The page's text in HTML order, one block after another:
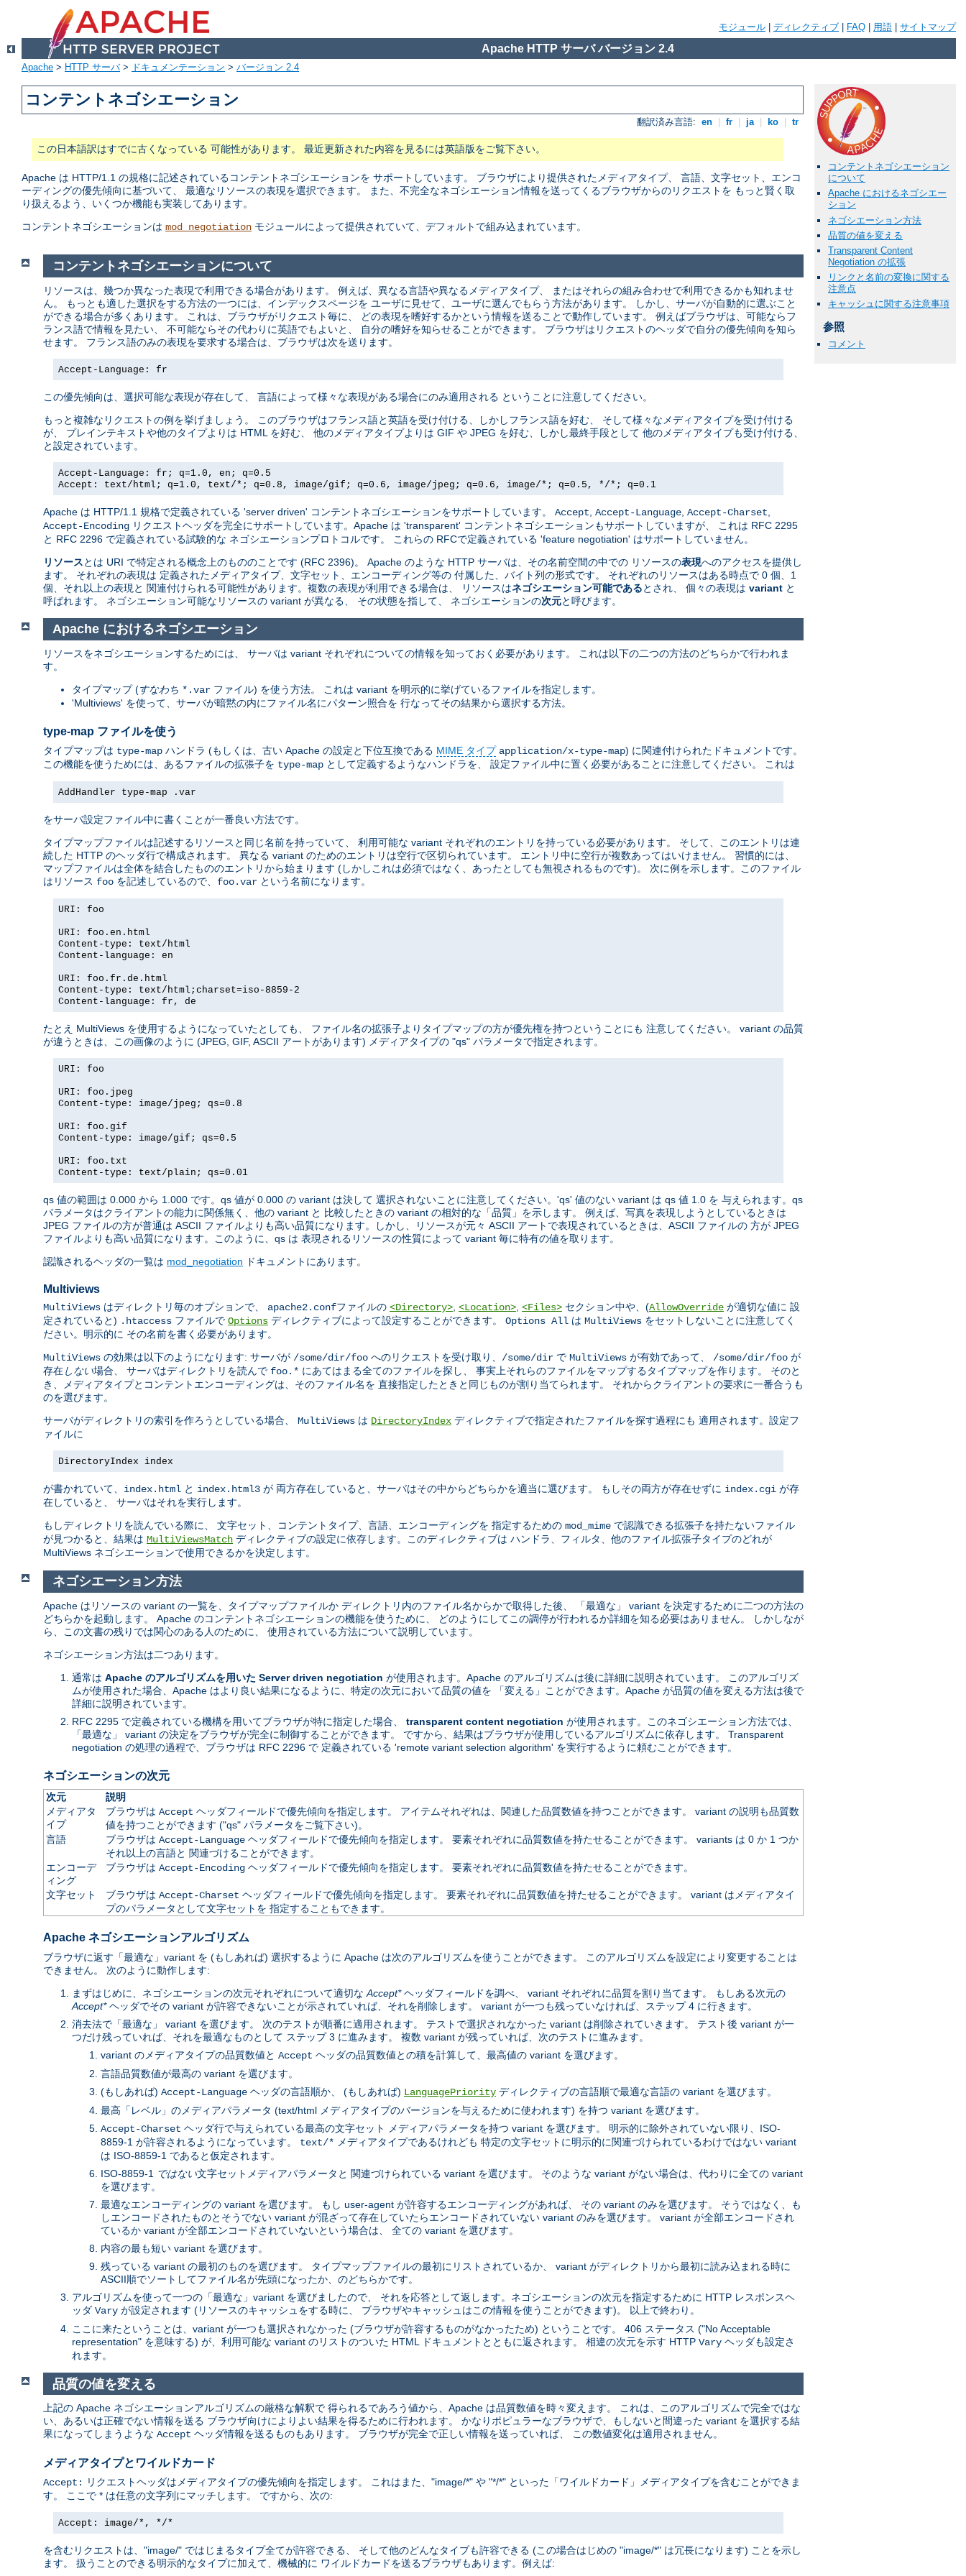
モジュール ディレクティブ FAQ 用語 サイトマップ
Apache HTTP サーバ バージョン 2.4
Apache > HTTP サーバ> ドキュメンテーション > バージョン 2.4
コンテントネゴシエーション
翻訳済み言語: en fr ja ko tr
この日本語訳はすでに古くなっている 可能性があります。 最近更新された内容を見るには英語版をご覧下さい。
Apache は HTTP/1.1 の規格に記述されているコンテントネゴシエーションを サポートしています。 ブラウザにより提供されたメディアタイプ、 言語、文字セット、エンコ
ーディングの優先傾向に基づいて、 最適なリソースの表現を選択できます。 また、不完全なネゴシエーション情報を送ってくるブラウザからのリクエストを もっと賢く取
り扱えるよう、いくつか機能も実装してあります。
コンテントネゴシエーションは mod_negotiation モジュールによって提供されていて、デフォルトで組み込まれています。
コンテントネゴシエーション
について
Apache におけるネゴシエー
ション
ネゴシエーション方法
品質の値を変える
Transparent Content
Negotiation の拡張
リンクと名前の変換に関する
注意点
キャッシュに関する注意事項
参照
コメント
コンテントネゴシエーションについて
リソースは、幾つか異なった表現で利用できる場合があります。 例えば、異なる言語や異なるメディアタイプ、 またはそれらの組み合わせで利用できるかも知れませ
ん。 もっとも適した選択をする方法の一つには、インデックスページを ユーザに見せて、ユーザに選んでもらう方法があります。 しかし、サーバが自動的に選ぶこと
ができる場合が多くあります。 これは、ブラウザがリクエスト毎に、 どの表現を嗜好するかという情報を送ることで動作しています。 例えばブラウザは、可能ならフ
ランス語で情報を見たい、 不可能ならその代わりに英語でもよいと、 自分の嗜好を知らせることができます。 ブラウザはリクエストのヘッダで自分の優先傾向を知ら
せます。 フランス語のみの表現を要求する場合は、ブラウザは次を送ります。
Accept-Language: fr
この優先傾向は、選択可能な表現が存在して、 言語によって様々な表現がある場合にのみ適用される ということに注意してください。
もっと複雑なリクエストの例を挙げましょう。 このブラウザはフランス語と英語を受け付ける、しかしフランス語を好む、 そして様々なメディアタイプを受け付ける
が、 プレインテキストや他のタイプよりは HTML を好む、 他のメディアタイプよりは GIF や JPEG を好む、しかし最終手段として 他のメディアタイプも受け付ける、
と設定されています。
Accept-Language: fr; q=1.0, en; q=0.5
Accept: text/html; q=1.0, text/*; q=0.8, image/gif; q=0.6, image/jpeg; q=0.6, image/*; q=0.5, */*; q=0.1
Apache は HTTP/1.1 規格で定義されている 'server driven' コンテントネゴシエーションをサポートしています。 Accept Accept-Language Accept-Charset
Accept-Encoding リクエストヘッダを完全にサポートしています。Apache は 'transparent' コンテントネゴシエーションもサポートしていますが、 これは RFC 2295
と RFC 2296 で定義されている試験的な ネゴシエーションプロトコルです。 これらの RFCで定義されている 'feature negotiation' はサポートしていません。
リソースとは URI で特定される概念上のもののことです (RFC 2396)。 Apache のような HTTP サーバは、その名前空間の中での リソースの表現へのアクセスを提供し
ます。 それぞれの表現は 定義されたメディアタイプ、文字セット、エンコーディング等の 付属した、バイト列の形式です。 それぞれのリソースはある時点で 0 個、1
個、それ以上の表現と 関連付けられる可能性があります。複数の表現が利用できる場合は、 リソースはネゴシエーション可能であるとされ、 個々の表現は variant と
呼ばれます。 ネゴシエーション可能なリソースの variant が異なる、 その状態を指して、 ネゴシエーションの次元と呼びます。
Apache におけるネゴシエーション
リソースをネゴシエーションするためには、 サーバは variant それぞれについての情報を知っておく必要があります。 これは以下の二つの方法のどちらかで行われま
す。
タイプマップ (すなわち *.var ファイル) を使う方法。 これは variant を明示的に挙げているファイルを指定します。
'Multiviews' を使って、サーバが暗黙の内にファイル名にパターン照合を 行なってその結果から選択する方法。
type-map ファイルを使う
タイプマップは type-map ハンドラ (もしくは、古い Apache の設定と下位互換である MIME タイプ application/x-type-map) に関連付けられたドキュメントです。
この機能を使うためには、あるファイルの拡張子を type-map として定義するようなハンドラを、 設定ファイル中に置く必要があることに注意してください。 これは
AddHandler type-map .var
をサーバ設定ファイル中に書くことが一番良い方法です。
タイプマップファイルは記述するリソースと同じ名前を持っていて、 利用可能な variant それぞれのエントリを持っている必要があります。 そして、このエントリは連
続した HTTP のヘッダ行で構成されます。 異なる variant のためのエントリは空行で区切られています。 エントリ中に空行が複数あってはいけません。 習慣的には、
マップファイルは全体を結合したもののエントリから始まります (しかしこれは必須ではなく、あったとしても無視されるものです)。 次に例を示します。このファイル
はリソース foo を記述しているので、 foo.var という名前になります。
URI: foo
URI: foo.en.html
Content-type: text/html
Content-language: en
URI: foo.fr.de.html
Content-type: text/html;charset=iso-8859-2
Content-language: fr, de
たとえ MultiViews を使用するようになっていたとしても、 ファイル名の拡張子よりタイプマップの方が優先権を持つということにも 注意してください。 variant の品質
が違うときは、この画像のように (JPEG, GIF, ASCII アートがあります) メディアタイプの "qs" パラメータで指定されます。
URI: foo
URI: foo.jpeg
Content-type: image/jpeg; qs=0.8
URI: foo.gif
Content-type: image/gif; qs=0.5
URI: foo.txt
Content-type: text/plain; qs=0.01
qs 値の範囲は 0.000 から 1.000 です。qs 値が 0.000 の variant は決して 選択されないことに注意してください。'qs' 値のない variant は qs 値 1.0 を 与えられます。qs
パラメータはクライアントの能力に関係無く、他の variant と 比較したときの variant の相対的な「品質」を示します。 例えば、写真を表現しようとしているときは
JPEG ファイルの方が普通は ASCII ファイルよりも高い品質になります。しかし、リソースが元々 ASCII アートで表現されているときは、ASCII ファイルの 方が JPEG
ファイルよりも高い品質になります。このように、qs は 表現されるリソースの性質によって variant 毎に特有の値を取ります。
認識されるヘッダの一覧は mod_negotiation ドキュメントにあります。
Multiviews
MultiViews はディレクトリ毎のオプションで、 apache2.confファイルの <Directory>, <Location>, <Files> セクション中や、(AllowOverride が適切な値に 設
定されていると) .htaccess ファイルで Options ディレクティブによって設定することができます。 Options All は MultiViews をセットしないことに注意してく
ださい。明示的に その名前を書く必要があります。
MultiViews の効果は以下のようになります: サーバが /some/dir/foo へのリクエストを受け取り、 /some/dir で MultiViews が有効であって、 /some/dir/foo が
存在しない場合、 サーバはディレクトリを読んで foo.* にあてはまる全てのファイルを探し、 事実上それらのファイルをマップするタイプマップを作ります。 そのと
き、メディアタイプとコンテントエンコーディングは、そのファイル名を 直接指定したときと同じものが割り当てられます。 それからクライアントの要求に一番合うも
のを選びます。
サーバがディレクトリの索引を作ろうとしている場合、 MultiViews は DirectoryIndex ディレクティブで指定されたファイルを探す過程にも 適用されます。設定フ
ァイルに
DirectoryIndex index
が書かれていて、 index.html と index.html3 が 両方存在していると、サーバはその中からどちらかを適当に選びます。 もしその両方が存在せずに index.cgi が存
在していると、 サーバはそれを実行します。
もしディレクトリを読んでいる際に、 文字セット、コンテントタイプ、言語、エンコーディングを 指定するための mod_mime で認識できる拡張子を持たないファイル
が見つかると、結果は MultiViewsMatch ディレクティブの設定に依存します。このディレクティブは ハンドラ、フィルタ、他のファイル拡張子タイプのどれが
MultiViews ネゴシエーションで使用できるかを決定します。
ネゴシエーション方法
Apache はリソースの variant の一覧を、タイプマップファイルか ディレクトリ内のファイル名からかで取得した後、 「最適な」 variant を決定するために二つの方法の
どちらかを起動します。 Apache のコンテントネゴシエーションの機能を使うために、 どのようにしてこの調停が行われるか詳細を知る必要はありません。 しかしなが
ら、この文書の残りでは関心のある人のために、 使用されている方法について説明しています。
ネゴシエーション方法は二つあります。
通常は Apache のアルゴリズムを用いた Server driven negotiation が使用されます。Apache のアルゴリズムは後に詳細に説明されています。 このアルゴリズ
ムが使用された場合、Apache はより良い結果になるように、特定の次元において品質の値を 「変える」ことができます。Apache が品質の値を変える方法は後で
詳細に説明されています。
RFC 2295 で定義されている機構を用いてブラウザが特に指定した場合、 transparent content negotiation が使用されます。このネゴシエーション方法では、
「最適な」 variant の決定をブラウザが完全に制御することができます。 ですから、結果はブラウザが使用しているアルゴリズムに依存します。 Transparent
negotiation の処理の過程で、ブラウザは RFC 2296 で 定義されている 'remote variant selection algorithm' を実行するように頼むことができます。
ネゴシエーションの次元
次元
説明
メディアタ
イプ
ブラウザは Accept ヘッダフィールドで優先傾向を指定します。 アイテムそれぞれは、関連した品質数値を持つことができます。 variant の説明も品質数
値を持つことができます ("qs" パラメータをご覧下さい)。
言語
ブラウザは Accept-Languageヘッダフィールドで優先傾向を指定します。 要素それぞれに品質数値を持たせることができます。 variants は 0 か 1 つか
それ以上の言語と 関連づけることができます。
エンコーデ
ィング
ブラウザは Accept-Encodingヘッダフィールドで優先傾向を指定します。 要素それぞれに品質数値を持たせることができます。
文字セット ブラウザは Accept-Charset ヘッダフィールドで優先傾向を指定します。 要素それぞれに品質数値を持たせることができます。 variant はメディアタイ
プのパラメータとして文字セットを 指定することもできます。
Apache ネゴシエーションアルゴリズム
ブラウザに返す「最適な」variant を (もしあれば) 選択するように Apache は次のアルゴリズムを使うことができます。 このアルゴリズムを設定により変更することは
できません。 次のように動作します:
まずはじめに、ネゴシエーションの次元それぞれについて適切な Accept*ヘッダフィールドを調べ、 variant それぞれに品質を割り当てます。 もしある次元の
Accept*ヘッダでその variant が許容できないことが示されていれば、それを削除します。 variant が一つも残っていなければ、ステップ 4 に行きます。
消去法で「最適な」 variant を選びます。 次のテストが順番に適用されます。 テストで選択されなかった variant は削除されていきます。 テスト後 variant が一
つだけ残っていれば、それを最適なものとして ステップ 3 に進みます。 複数 variant が残っていれば、次のテストに進みます。
variant のメディアタイプの品質数値と Accept ヘッダの品質数値との積を計算して、最高値の variant を選びます。
言語品質数値が最高の variant を選びます。
(もしあれば) Accept-Language ヘッダの言語順か、 (もしあれば) LanguagePriority ディレクティブの言語順で最適な言語の variant を選びます。
最高「レベル」のメディアパラメータ (text/html メディアタイプのバージョンを与えるために使われます) を持つ variant を選びます。
Accept-Charset ヘッダ行で与えられている最高の文字セット メディアパラメータを持つ variant を選びます。 明示的に除外されていない限り、ISO-
8859-1 が許容されるようになっています。 text/* メディアタイプであるけれども 特定の文字セットに明示的に関連づけられているわけではない variant
は ISO-8859-1 であると仮定されます。
ISO-8859-1 ではない文字セットメディアパラメータと 関連づけられている variant を選びます。 そのような variant がない場合は、代わりに全ての variant
を選びます。
最適なエンコーディングの variant を選びます。 もし user-agent が許容するエンコーディングがあれば、 その variant のみを選びます。 そうではなく、も
しエンコードされたものとそうでない variant が混ざって存在していたらエンコードされていない variant のみを選びます。 variant が全部エンコードされ
ているか variant が全部エンコードされていないという場合は、 全ての variant を選びます。
内容の最も短い variant を選びます。
残っている variant の最初のものを選びます。 タイプマップファイルの最初にリストされているか、 variant がディレクトリから最初に読み込まれる時に
ASCII順でソートしてファイル名が先頭になったか、のどちらかです。
アルゴリズムを使って一つの「最適な」variant を選びましたので、 それを応答として返します。ネゴシエーションの次元を指定するために HTTP レスポンスヘ
ッダ Vary が設定されます (リソースのキャッシュをする時に、 ブラウザやキャッシュはこの情報を使うことができます)。 以上で終わり。
ここに来たということは、variant が一つも選択されなかった (ブラウザが許容するものがなかったため) ということです。 406 ステータス ("No Acceptable
representation" を意味する) が、利用可能な variant のリストのついた HTML ドキュメントとともに返されます。 相違の次元を示す HTTP Vary ヘッダも設定さ
れます。
品質の値を変える
上記の Apache ネゴシエーションアルゴリズムの厳格な解釈で 得られるであろう値から、Apache は品質数値を時々変えます。 これは、このアルゴリズムで完全ではな
い、あるいは正確でない情報を送る ブラウザ向けによりよい結果を得るために行われます。 かなりポピュラーなブラウザで、もしないと間違った variant を選択する結
果になってしまうような Accept ヘッダ情報を送るものもあります。 ブラウザが完全で正しい情報を送っていれば、 この数値変化は適用されません。
メディアタイプとワイルドカード
Accept:
リクエストヘッダはメディアタイプの優先傾向を指定します。 これはまた、"image/*" や "*/*" といった「ワイルドカード」メディアタイプを含むことができま
す。 ここで * は任意の文字列にマッチします。 ですから、次の:
Accept: image/*, */*
を含むリクエストは、"image/" ではじまるタイプ全てが許容できる、 そして他のどんなタイプも許容できる (この場合はじめの "image/*" は冗長になります) ことを示し
ます。 扱うことのできる明示的なタイプに加えて、機械的に ワイルドカードを送るブラウザもあります。例えば: